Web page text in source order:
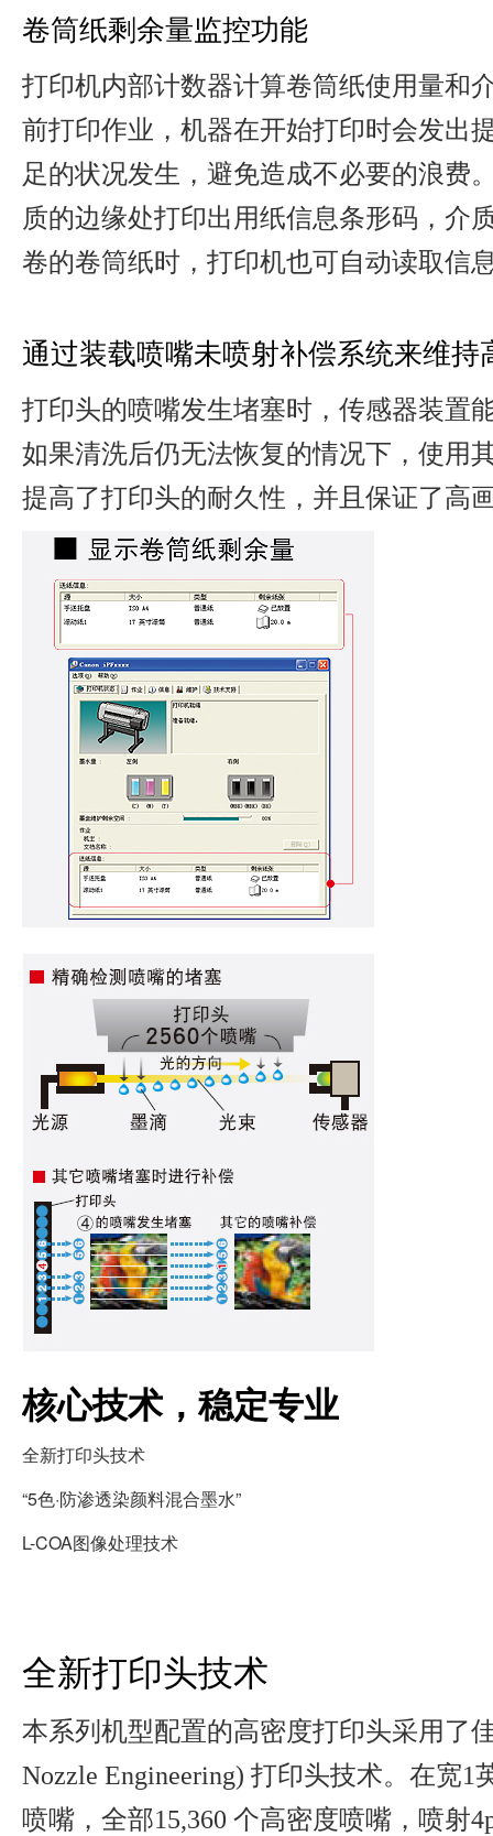
卷筒纸剩余量监控功能
打印机内部计数器计算卷筒纸使用量和
前打印作业，机器在开始打印时会发出
足的状况发生，避免造成不必要的浪费
质的边缘处打印出用纸信息条形码，介
卷的卷筒纸时，打印机也可自动读取信
通过装载喷嘴未喷射补偿系统来维持
打印头的喷嘴发生堵塞时，传感器装置
如果清洗后仍无法恢复的情况下，使用
提高了打印头的耐久性，并且保证了高
核心技术，稳定专业
全新打印头技术
“5色·防渗透染颜料混合墨水”
L-COA图像处理技术
全新打印头技术
本系列机型配置的高密度打印头采用了
Nozzle Engineering) 打印头技术。在宽
喷嘴，全部15,360 个高密度喷嘴，喷射